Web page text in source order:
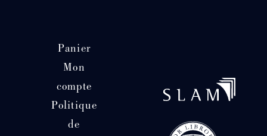
Panier
Mon
compte
Politique
de